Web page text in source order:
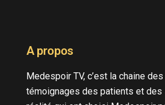
A propos
Medespoir TV, c’est la chaine
témoignages des patients et des